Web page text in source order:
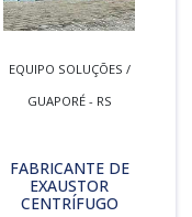
EQUIPO SOLUÇÕES /
GUAPORÉ - RS
FABRICANTE DE
EXAUSTOR
CENTRÍFUGO